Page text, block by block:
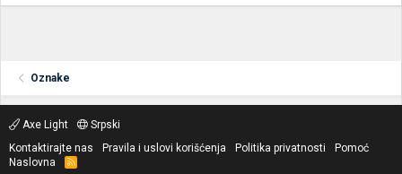
Oznake
Axe Light
Srpski
Kontaktirajte nas
Pravila i uslovi korišćenja Politika privatnosti
Pomoć
Naslovna
R